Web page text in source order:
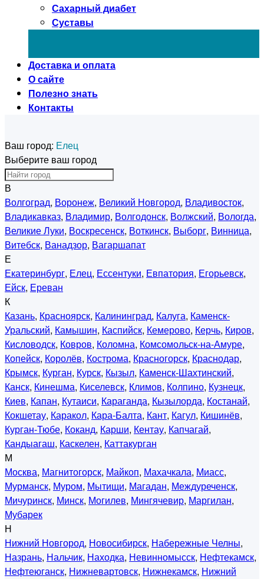
Сахарный диабет
Суставы
Доставка и оплата
О сайте
Полезно знать
Контакты
Ваш город: Елец
Выберите ваш город
В
Волгоград, Воронеж, Великий Новгород, Владивосток,
Владикавказ, Владимир, Волгодонск, Волжский, Вологда,
Великие Луки, Воскресенск, Воткинск, Выборг, Винница,
Витебск, Ванадзор, Вагаршапат
Е
Екатеринбург, Елец, Ессентуки, Евпатория, Егорьевск,
Ейск, Ереван
К
Казань, Красноярск, Калининград, Калуга, Каменск-
Уральский, Камышин, Каспийск, Кемерово, Керчь, Киров,
Кисловодск, Ковров, Коломна, Комсомольск-на-Амуре,
Копейск, Королёв, Кострома, Красногорск, Краснодар,
Крымск, Курган, Курск, Кызыл, Каменск-Шахтинский,
Канск, Кинешма, Киселевск, Климов, Колпино, Кузнецк,
Киев, Капан, Кутаиси, Караганда, Кызылорда, Костанай,
Кокшетау, Каракол, Кара-Балта, Кант, Кагул, Кишинёв,
Курган-Тюбе, Коканд, Карши, Кентау, Капчагай,
Кандыагаш, Каскелен, Каттакурган
М
Москва, Магнитогорск, Майкоп, Махачкала, Миасс,
Мурманск, Муром, Мытищи, Магадан, Междуреченск,
Мичуринск, Минск, Могилев, Мингячевир, Маргилан,
Мубарек
Н
Нижний Новгород, Новосибирск, Набережные Челны,
Назрань, Нальчик, Находка, Невинномысск, Нефтекамск,
Нефтеюганск, Нижневартовск, Нижнекамск, Нижний